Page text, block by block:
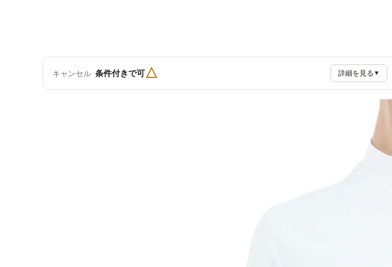
キャンセル 条件付きで可△ 詳細を見る ▼